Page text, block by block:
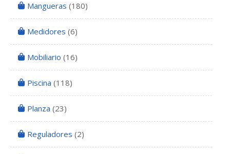
Mangueras (180)
Medidores (6)
Mobiliario (16)
Piscina (118)
Planza (23)
Reguladores (2)